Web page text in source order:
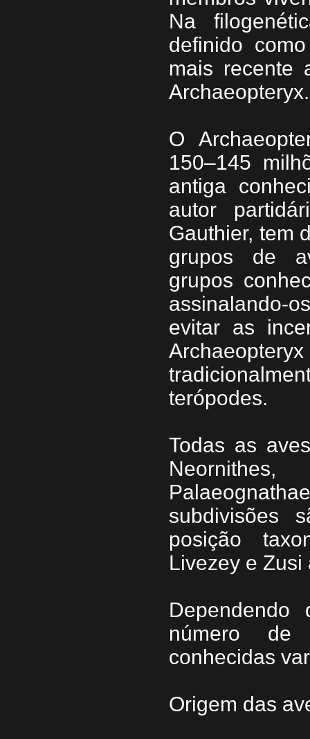
Na
definido
mais recente
Archaeopteryx.
O
150–145
antiga
autor
Gauthier, tem
grupos de
grupos
assinalando-
evitar as
terópodes.
Todas as
subdivisões
posição
Livezey e
número de
conhecidas
Origem das